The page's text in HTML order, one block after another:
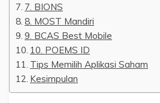
7. BIONS
8. MOST Mandiri
9. BCAS Best Mobile
10. POEMS ID
Tips Memilih Aplikasi Saham
Kesimpulan